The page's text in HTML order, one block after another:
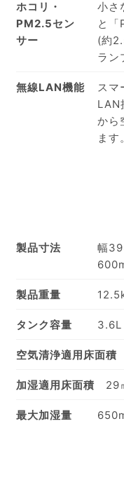
ホコリ・
PM2.5セン
サー
小さ
と「
(約
ラン
無線LAN機能
スマ
LAN
から
ます。
製品寸法
幅
製品重量
タンク容量 3.6L
空気清浄適用床面積
加湿適用床面積 29
最大加湿量